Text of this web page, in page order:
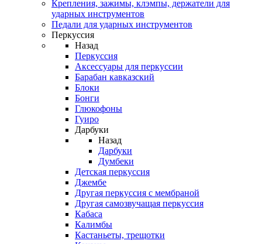
Крепления, зажимы, клэмпы, держатели для
ударных инструментов
Педали для ударных инструментов
Перкуссия
Назад
Перкуссия
Аксессуары для перкуссии
Барабан кавказский
Блоки
Бонги
Глюкофоны
Гуиро
Дарбуки
Назад
Дарбуки
Думбеки
Детская перкуссия
Джембе
Другая перкуссия с мембраной
Другая самозвучащая перкуссия
Кабаса
Калимбы
Кастаньеты, трещотки